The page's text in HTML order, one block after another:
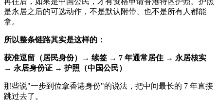
是永居之后的可选动作，不是默认附带、也不是所有人都能
拿。
所以整条链路其实是这样的：
获准逗留（居民身份）→ 续签 → 7 年通常居住 → 永居核实
→ 永居身份证 → 护照（中国公民）
那些说"一步到位拿香港身份"的说法，把中间最长的 7 年直接
跳过去了。